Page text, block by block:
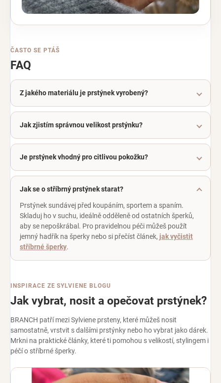
ČASTO SE PTÁŠ
FAQ
Z jakého materiálu je prstýnek vyrobený?
Jak zjistím správnou velikost prstýnku?
Je prstýnek vhodný pro citlivou pokožku?
Jak se o stříbrný prstýnek starat?
Prstýnek sundávej před koupáním, sportem a spaním.
Skladuj ho v suchu, ideálně odděleně od ostatních šperků,
aby se nepoškrábal. Pro pravidelnou péči můžeš použít
jemný hadřík na šperky nebo si přečíst článek, jak vyčistit
stříbrné šperky.
INSPIRACE ZE SYLVIENE BLOGU
Jak vybrat, nosit a opečovat prstýnek?
BRANCH patří mezi Sylviene prsteny, které můžeš nosit
samostatně, vrstvit s dalšími prstýnky nebo ho vybrat jako dárek.
Mrkni na praktické články, které ti pomohou s velikostí, stylingem i
péčí o stříbrné šperky.